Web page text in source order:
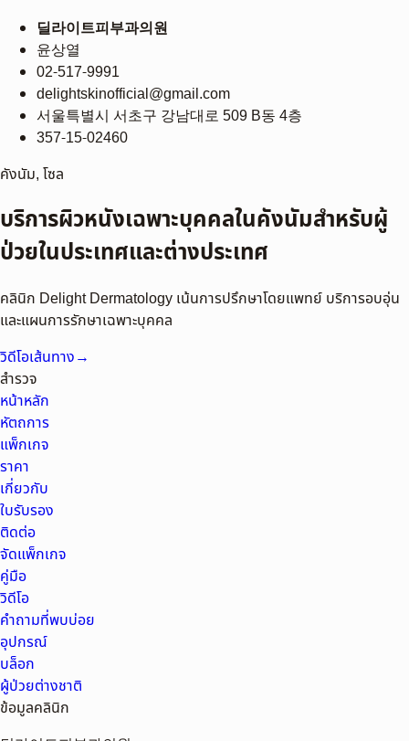
딜라이트피부과의원
윤상열
02-517-9991
delightskinofficial@gmail.com
서울특별시 서초구 강남대로 509 B동 4층
357-15-02460
คังนัม, โซล
บริการผิวหนังเฉพาะบุคคลในคังนัมสำหรับผู้
ป่วยในประเทศและต่างประเทศ
คลินิก Delight Dermatology เน้นการปรึกษาโดยแพทย์ บริการอบอุ่น
และแผนการรักษาเฉพาะบุคคล
วิดีโอเส้นทาง→
สำรวจ
หน้าหลัก
หัตถการ
แพ็กเกจ
ราคา
เกี่ยวกับ
ใบรับรอง
ติดต่อ
จัดแพ็กเกจ
คู่มือ
วิดีโอ
คำถามที่พบบ่อย
อุปกรณ์
บล็อก
ผู้ป่วยต่างชาติ
ข้อมูลคลินิก